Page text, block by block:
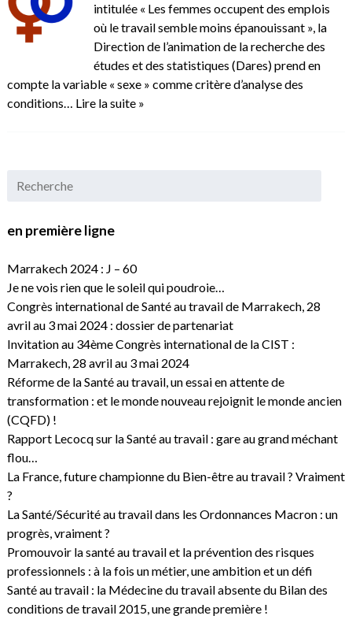
intitulée « Les femmes occupent des emplois
où le travail semble moins épanouissant », la
Direction de l’animation de la recherche des
études et des statistiques (Dares) prend en
compte la variable « sexe » comme critère d’analyse des
conditions… Lire la suite »
en première ligne
Marrakech 2024 : J – 60
Je ne vois rien que le soleil qui poudroie…
Congrès international de Santé au travail de Marrakech, 28
avril au 3 mai 2024 : dossier de partenariat
Invitation au 34ème Congrès international de la CIST :
Marrakech, 28 avril au 3 mai 2024
Réforme de la Santé au travail, un essai en attente de
transformation : et le monde nouveau rejoignit le monde ancien
(CQFD) !
Rapport Lecocq sur la Santé au travail : gare au grand méchant
flou…
La France, future championne du Bien-être au travail ? Vraiment
?
La Santé/Sécurité au travail dans les Ordonnances Macron : un
progrès, vraiment ?
Promouvoir la santé au travail et la prévention des risques
professionnels : à la fois un métier, une ambition et un défi
Santé au travail : la Médecine du travail absente du Bilan des
conditions de travail 2015, une grande première !